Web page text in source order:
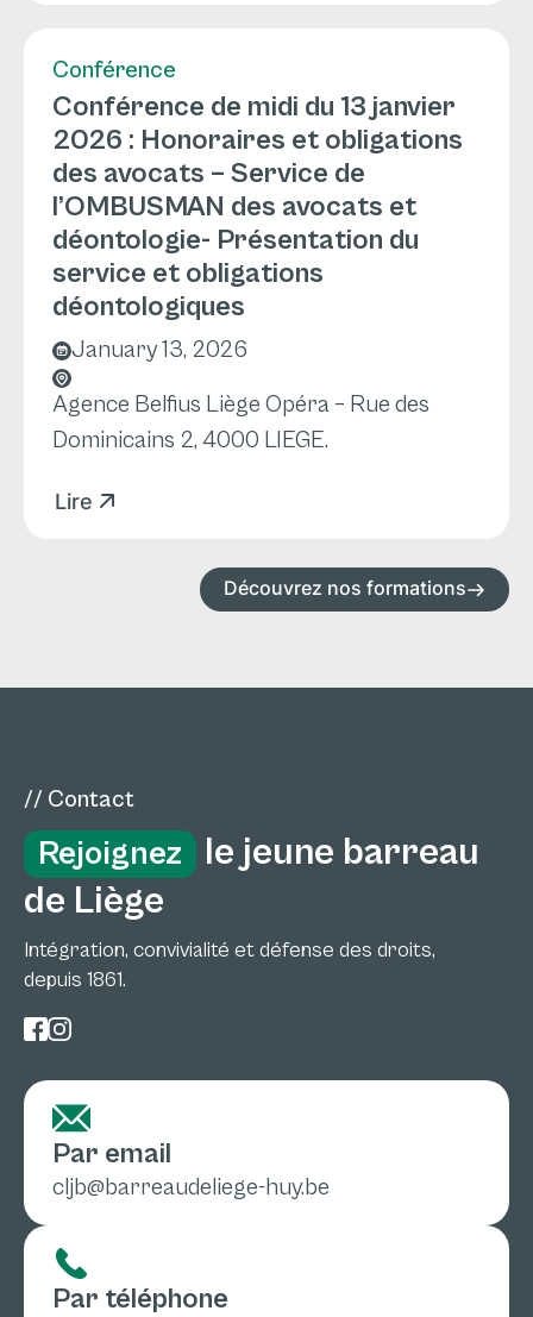
Conférence
Conférence de midi du 13 janvier
2026 : Honoraires et obligations
des avocats – Service de
l’OMBUSMAN des avocats et
déontologie- Présentation du
service et obligations
déontologiques
January 13, 2026
Agence Belfius Liège Opéra – Rue des
Dominicains 2, 4000 LIEGE.
Lire
Découvrez nos formations
// Contact
Rejoignez
le jeune barreau
de Liège
Intégration, convivialité et défense des droits,
depuis 1861.
Par email
cljb@barreaudeliege-huy.be
Par téléphone